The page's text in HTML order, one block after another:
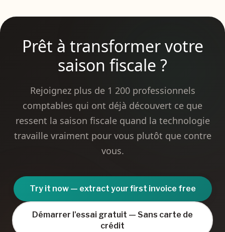
Prêt à transformer votre
saison fiscale ?
Rejoignez plus de 1 200 professionnels
comptables qui ont déjà découvert ce que
ressent la saison fiscale quand la technologie
travaille vraiment pour vous plutôt que contre
vous.
Try it now — extract your first invoice free
Démarrer l'essai gratuit — Sans carte de
crédit